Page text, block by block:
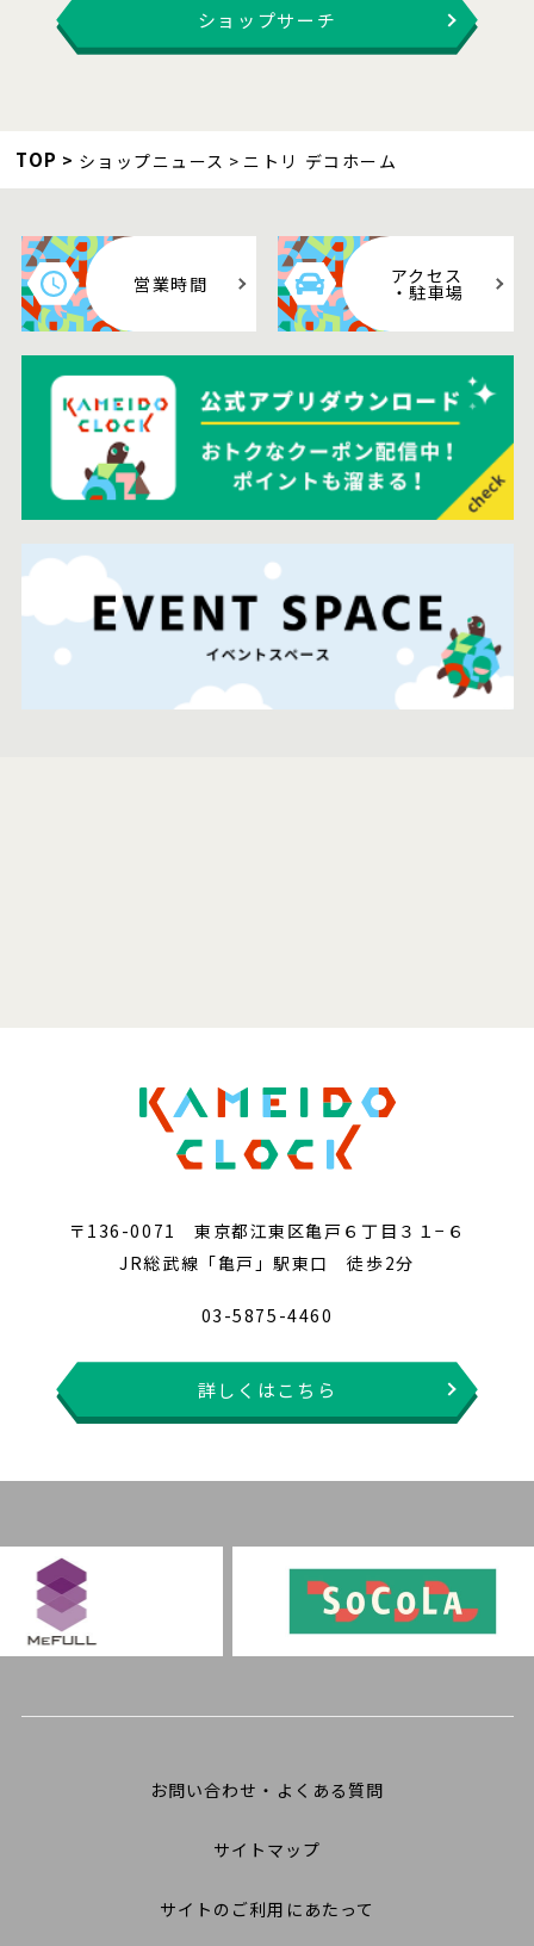
ショップサーチ
TOP ショップニュース ニトリ デコホーム
営業時間 アクセス
・駐車場
〒136-0071 東京都江東区亀戸６丁目３１−６
JR総武線「亀戸」駅東口 徒歩2分
03-5875-4460
詳しくはこちら
お問い合わせ・よくある質問
サイトマップ
サイトのご利用にあたって